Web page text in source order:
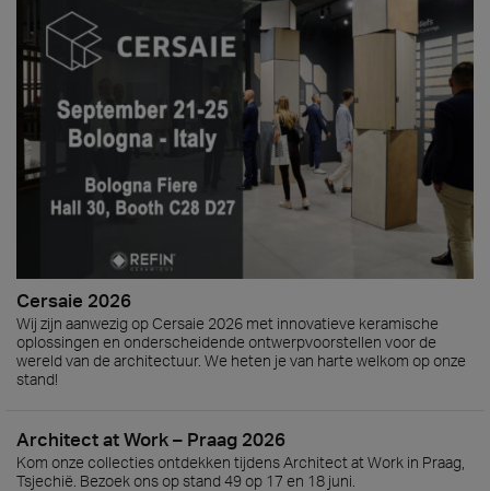
Cersaie 2026
Wij zijn aanwezig op Cersaie 2026 met innovatieve keramische
oplossingen en onderscheidende ontwerpvoorstellen voor de
wereld van de architectuur. We heten je van harte welkom op onze
stand!
Architect at Work – Praag 2026
Kom onze collecties ontdekken tijdens Architect at Work in Praag,
Tsjechië. Bezoek ons op stand 49 op 17 en 18 juni.